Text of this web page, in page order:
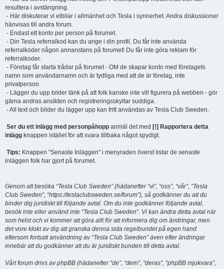
resultera i avstängning.
- Här diskuterar vi elbilar i allmänhet och Tesla i synnerhet. Andra diskussioner
hänvisas till andra forum.
- Endast ett konto per person på forumet.
- Din Tesla referralkod kan du ange i din profil. Du får inte använda
referralkoder någon annanstans på forumet! Du får inte göra reklam för
referralkoder.
- Företag får starta trådar på forumet - OM de skapar konto med företagets
namn som användarnamn och är tydliga med att de är företag, inte
privatperson.
- Lägger du upp bilder tänk på att folk kanske inte vill figurera på webben - gör
gärna andras ansikten och registreringsskyltar suddiga.
- All text och bilder du lägger upp kan fritt användas av Tesla Club Sweden.
Ser du ett inlägg med personpåhopp anmäl det med [!] Rapportera detta
inlägg knappen istället för att svara tillbaka något spydigt.
Tips: Knappen "Senaste Inläggen" i menyraden överst listar de senaste
inläggen folk har gjort på forumet.
Genom att besöka “Tesla Club Sweden” (hädanefter “vi”, “oss”, “vår”, “Tesla
Club Sweden”, “https://teslaclubsweden.se/forum”), så godkänner du att du
binder dig juridiskt till följande avtal. Om du inte godkänner följande avtal,
besök inte eller använd inte “Tesla Club Sweden”. Vi kan ändra detta avtal när
som helst och vi kommer att göra allt för att informera dig om ändringar, men
det vore klokt av dig att granska denna sida regelbundet på egen hand
eftersom fortsatt användning av “Tesla Club Sweden” även efter ändringar
innebär att du godkänner att du är juridiskt bunden till detta avtal.
Vårt forum drivs av phpBB (hädanefter “de”, “dem”, “deras”, “phpBB mjukvara”,